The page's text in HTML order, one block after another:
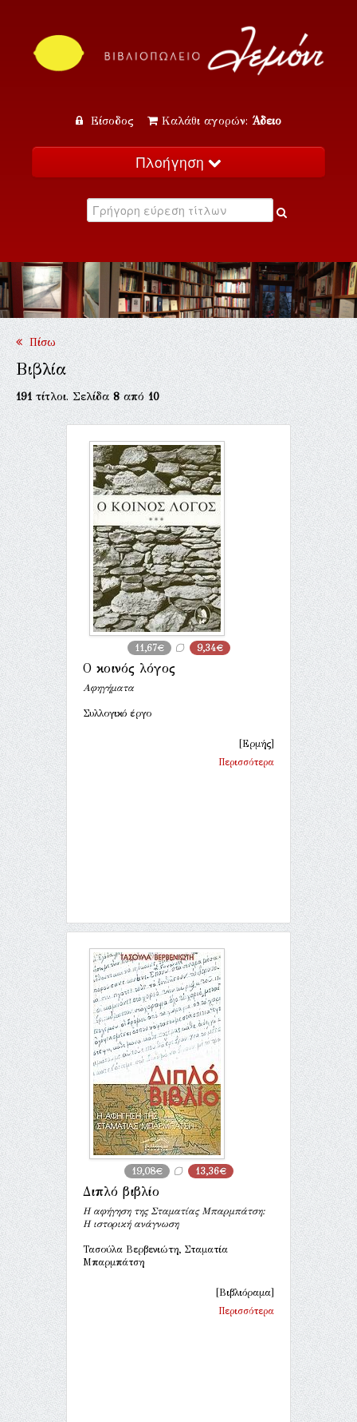
Είσοδος Καλάθι αγορών: Άδειο
Πλοήγηση
Κατάλογος
Εκδηλώσεις
Επικοινωνία
Πίσω
Βιβλία
191τίτλοι. Σελίδα8από10
11,67€ 9,34€
Ο κοινός λόγος
Αφηγήματα
Συλλογικό έργο
[Ερμής]
Περισσότερα
19,08€ 13,36€
Διπλό βιβλίο
Η αφήγηση της Σταματίας Μπαρμπάτση:
Η ιστορική ανάγνωση
Τασούλα Βερβενιώτη, Σταματία
Μπαρμπάτση
[Βιβλιόραμα]
Περισσότερα